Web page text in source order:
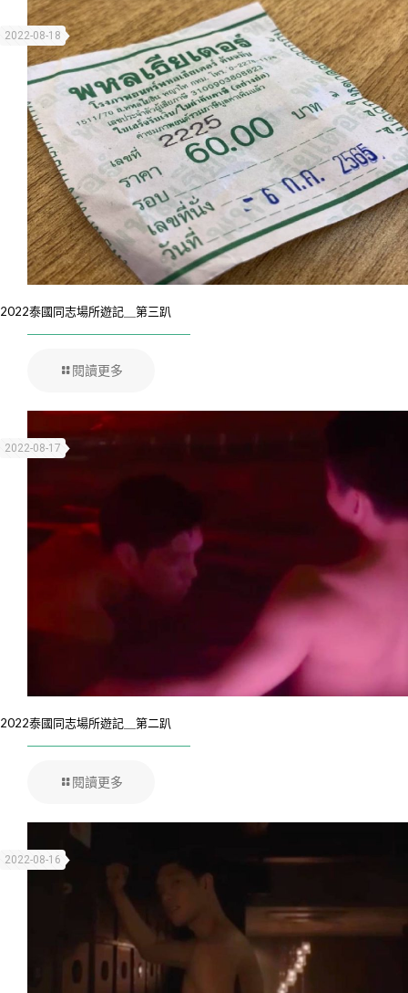
2022-08-18
2022泰國同志場所遊記＿第三趴
閱讀更多
2022-08-17
2022泰國同志場所遊記＿第二趴
閱讀更多
2022-08-16